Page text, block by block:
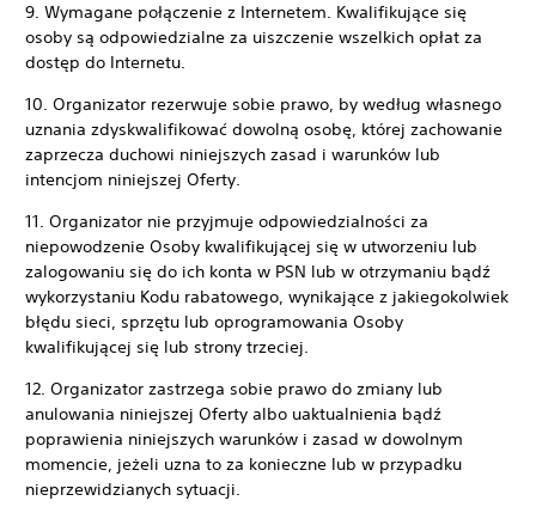
9. Wymagane połączenie z Internetem. Kwalifikujące się
osoby są odpowiedzialne za uiszczenie wszelkich opłat za
dostęp do Internetu.
10. Organizator rezerwuje sobie prawo, by według własnego
uznania zdyskwalifikować dowolną osobę, której zachowanie
zaprzecza duchowi niniejszych zasad i warunków lub
intencjom niniejszej Oferty.
11. Organizator nie przyjmuje odpowiedzialności za
niepowodzenie Osoby kwalifikującej się w utworzeniu lub
zalogowaniu się do ich konta w PSN lub w otrzymaniu bądź
wykorzystaniu Kodu rabatowego, wynikające z jakiegokolwiek
błędu sieci, sprzętu lub oprogramowania Osoby
kwalifikującej się lub strony trzeciej.
12. Organizator zastrzega sobie prawo do zmiany lub
anulowania niniejszej Oferty albo uaktualnienia bądź
poprawienia niniejszych warunków i zasad w dowolnym
momencie, jeżeli uzna to za konieczne lub w przypadku
nieprzewidzianych sytuacji.